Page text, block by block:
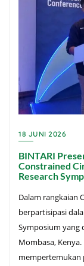
18 JUNI 2026
BINTARI
Constrained
Research
Dalam rangkaian
berpartisipasi
Symposium yang
Mombasa,
mempertemukan